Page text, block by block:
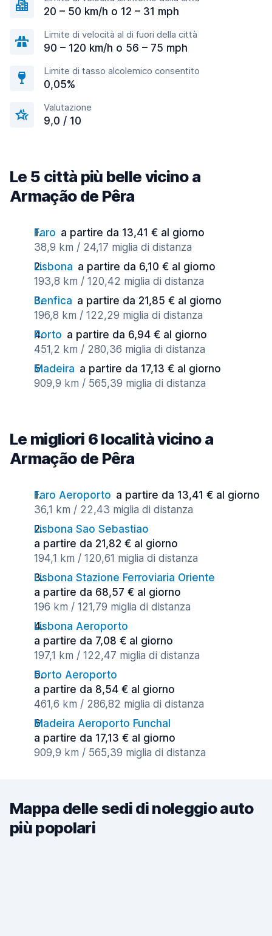
20 – 50 km/h o 12 – 31 mph
Limite di velocità al di fuori della città
90 – 120 km/h o 56 – 75 mph
Limite di tasso alcolemico consentito
0,05%
Valutazione
9,0 / 10
Le 5 città più belle vicino a
Armação de Pêra
Faro a partire da 13,41 € al giorno
38,9 km / 24,17 miglia di distanza
Lisbona a partire da 6,10 € al giorno
193,8 km / 120,42 miglia di distanza
Benfica a partire da 21,85 € al giorno
196,8 km / 122,29 miglia di distanza
Porto a partire da 6,94 € al giorno
451,2 km / 280,36 miglia di distanza
Madeira a partire da 17,13 € al giorno
909,9 km / 565,39 miglia di distanza
Le migliori 6 località vicino a
Armação de Pêra
Faro Aeroporto a partire da 13,41 € al giorno
36,1 km / 22,43 miglia di distanza
Lisbona Sao Sebastiao
a partire da 21,82 € al giorno
194,1 km / 120,61 miglia di distanza
Lisbona Stazione Ferroviaria Oriente
a partire da 68,57 € al giorno
196 km / 121,79 miglia di distanza
Lisbona Aeroporto
a partire da 7,08 € al giorno
197,1 km / 122,47 miglia di distanza
Porto Aeroporto
a partire da 8,54 € al giorno
461,6 km / 286,82 miglia di distanza
Madeira Aeroporto Funchal
a partire da 17,13 € al giorno
909,9 km / 565,39 miglia di distanza
Mappa delle sedi di noleggio auto
più popolari